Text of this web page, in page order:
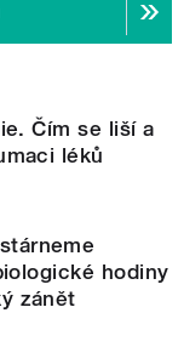
Čím se liší a
léků
hodiny
zánět